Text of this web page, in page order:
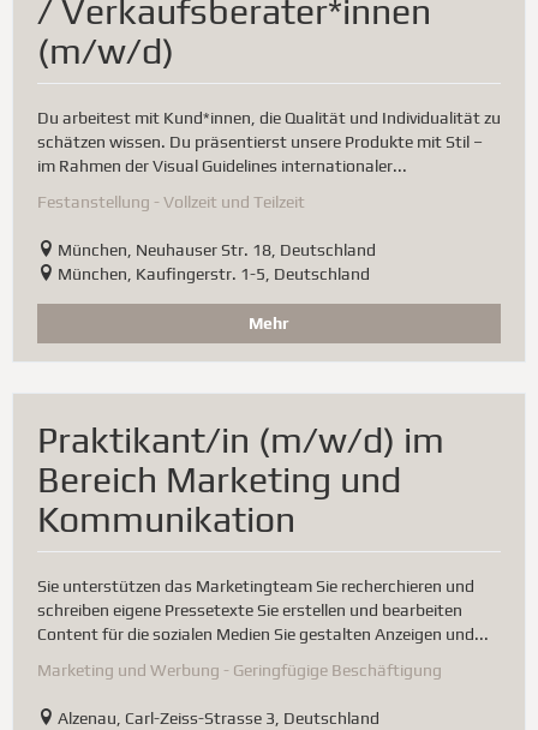
/ Verkaufsberater*innen
(m/w/d)
Du arbeitest mit Kund*innen, die Qualität und Individualität zu
schätzen wissen. Du präsentierst unsere Produkte mit Stil –
im Rahmen der Visual Guidelines internationaler...
Festanstellung - Vollzeit und Teilzeit
München, Neuhauser Str. 18, Deutschland
München, Kaufingerstr. 1-5, Deutschland
Mehr
Praktikant/in (m/w/d) im
Bereich Marketing und
Kommunikation
Sie unterstützen das Marketingteam Sie recherchieren und
schreiben eigene Pressetexte Sie erstellen und bearbeiten
Content für die sozialen Medien Sie gestalten Anzeigen und...
Marketing und Werbung - Geringfügige Beschäftigung
Alzenau, Carl-Zeiss-Strasse 3, Deutschland